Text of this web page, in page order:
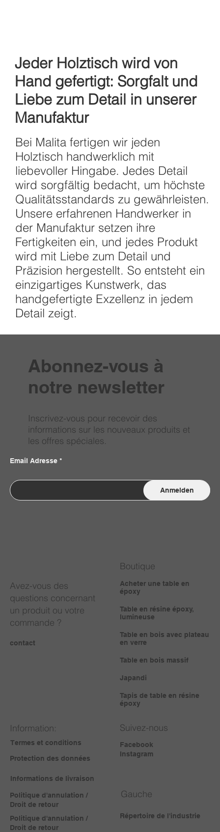
Jeder Holztisch wird von
Hand gefertigt: Sorgfalt und
Liebe zum Detail in unserer
Manufaktur
Bei Malita fertigen wir jeden
Holztisch handwerklich mit
liebevoller Hingabe. Jedes Detail
wird sorgfältig bedacht, um höchste
Qualitätsstandards zu gewährleisten.
Unsere erfahrenen Handwerker in
der Manufaktur setzen ihre
Fertigkeiten ein, und jedes Produkt
wird mit Liebe zum Detail und
Präzision hergestellt. So entsteht ein
einzigartiges Kunstwerk, das
handgefertigte Exzellenz in jedem
Detail zeigt.
Abonnez-vous à
notre newsletter
Inscrivez-vous pour recevoir des
informations sur les nouveaux produits et
les offres spéciales.
Email Adresse
Anmelden
Avez-vous des
questions concernant
un produit ou votre
commande ?
contact
Boutique
Acheter une table en
époxy
Table en résine époxy,
lumineuse
Table en bois avec plateau
en verre
Table en bois massif
Japandi
Tapis de table en résine
époxy
Information:
Termes et conditions
Protection des données
Informations de livraison
Politique d'annulation /
Droit de retour
Politique d'annulation /
Droit de retour
Suivez-nous
Facebook
Instagram
Gauche
Répertoire de l'industrie